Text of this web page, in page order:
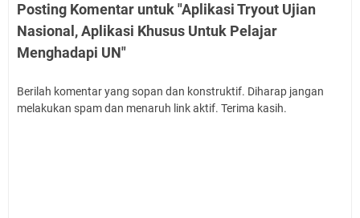
Posting Komentar untuk "Aplikasi Tryout Ujian
Nasional, Aplikasi Khusus Untuk Pelajar
Menghadapi UN"
Berilah komentar yang sopan dan konstruktif. Diharap jangan
melakukan spam dan menaruh link aktif. Terima kasih.